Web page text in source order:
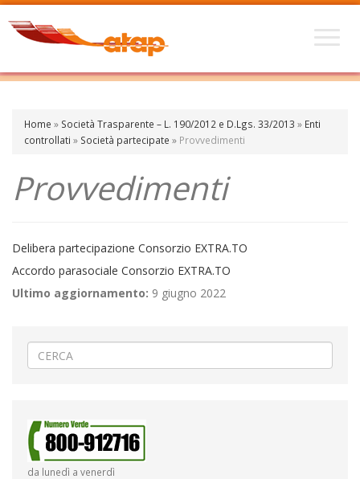
Home » Società Trasparente – L. 190/2012 e D.Lgs. 33/2013 » Enti
controllati » Società partecipate » Provvedimenti
Provvedimenti
Delibera partecipazione Consorzio EXTRA.TO
Accordo parasociale Consorzio EXTRA.TO
Ultimo aggiornamento: 9 giugno 2022
da lunedì a venerdì